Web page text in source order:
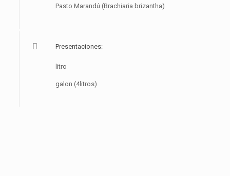
Pasto Marandú (Brachiaria brizantha)
Presentaciones:
litro
galon (4litros)